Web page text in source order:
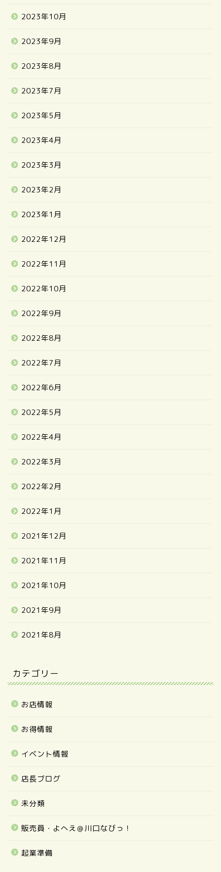
2023年10月
2023年9月
2023年8月
2023年7月
2023年5月
2023年4月
2023年3月
2023年2月
2023年1月
2022年12月
2022年11月
2022年10月
2022年9月
2022年8月
2022年7月
2022年6月
2022年5月
2022年4月
2022年3月
2022年2月
2022年1月
2021年12月
2021年11月
2021年10月
2021年9月
2021年8月
カテゴリー
お店情報
お得情報
イベント情報
店長ブログ
未分類
販売員・よへえ＠川口なびっ！
起業準備